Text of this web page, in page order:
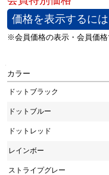
価格を表示するに
カラー
ドットブラック
ドットブルー
ドットレッド
レインボー
ストライプグレー